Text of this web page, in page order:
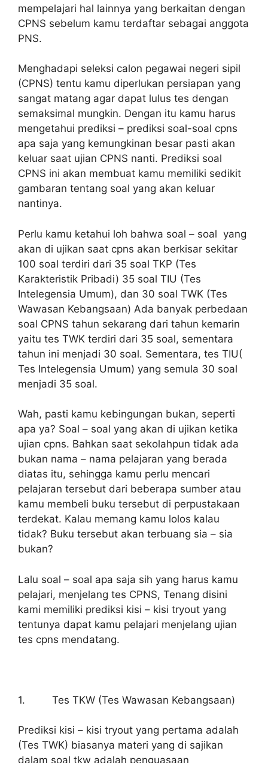
mempelajari hal lainnya yang berkaitan dengan
CPNS sebelum kamu terdaftar sebagai anggota
PNS.
Menghadapi seleksi calon pegawai negeri sipil
(CPNS) tentu kamu diperlukan persiapan yang
sangat matang agar dapat lulus tes dengan
semaksimal mungkin. Dengan itu kamu harus
mengetahui prediksi – prediksi soal-soal cpns
apa saja yang kemungkinan besar pasti akan
keluar saat ujian CPNS nanti. Prediksi soal
CPNS ini akan membuat kamu memiliki sedikit
gambaran tentang soal yang akan keluar
nantinya.
Perlu kamu ketahui loh bahwa soal – soal yang
akan di ujikan saat cpns akan berkisar sekitar
100 soal terdiri dari 35 soal TKP (Tes
Karakteristik Pribadi) 35 soal TIU (Tes
Intelegensia Umum), dan 30 soal TWK (Tes
Wawasan Kebangsaan) Ada banyak perbedaan
soal CPNS tahun sekarang dari tahun kemarin
yaitu tes TWK terdiri dari 35 soal, sementara
tahun ini menjadi 30 soal. Sementara, tes TIU(
Tes Intelegensia Umum) yang semula 30 soal
menjadi 35 soal.
Wah, pasti kamu kebingungan bukan, seperti
apa ya? Soal – soal yang akan di ujikan ketika
ujian cpns. Bahkan saat sekolahpun tidak ada
bukan nama – nama pelajaran yang berada
diatas itu, sehingga kamu perlu mencari
pelajaran tersebut dari beberapa sumber atau
kamu membeli buku tersebut di perpustakaan
terdekat. Kalau memang kamu lolos kalau
tidak? Buku tersebut akan terbuang sia – sia
bukan?
Lalu soal – soal apa saja sih yang harus kamu
pelajari, menjelang tes CPNS, Tenang disini
kami memiliki prediksi kisi – kisi tryout yang
tentunya dapat kamu pelajari menjelang ujian
tes cpns mendatang.
1. Tes TKW (Tes Wawasan Kebangsaan)
Prediksi kisi – kisi tryout yang pertama adalah
(Tes TWK) biasanya materi yang di sajikan
dalam soal tkw adalah penguasaan